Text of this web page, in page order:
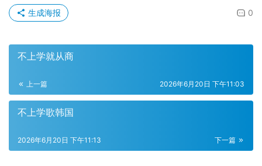
0
生成海报
不上学就从商
上一篇 2026年6月20日 下午11:03
不上学歌韩国
下一篇
2026年6月20日 下午11:13